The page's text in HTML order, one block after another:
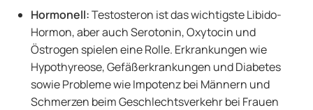
Hormonell:Testosteron ist das wichtigste Libido-
Hormon, aber auch Serotonin, Oxytocin und
Östrogen spielen eine Rolle. Erkrankungen wie
Hypothyreose, Gefäßerkrankungen und Diabetes
sowie Probleme wie Impotenz bei Männern und
Schmerzen beim Geschlechtsverkehr bei Frauen